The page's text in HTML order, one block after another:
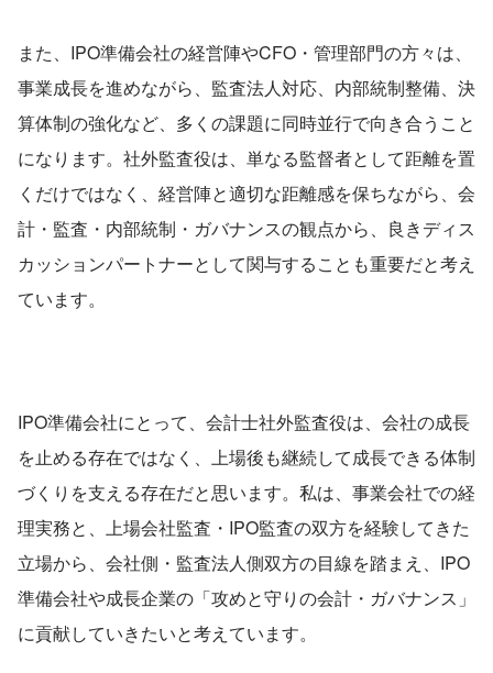
また、IPO準備会社の経営陣やCFO・管理部門の方々は、
事業成長を進めながら、監査法人対応、内部統制整備、決
算体制の強化など、多くの課題に同時並行で向き合うこと
になります。社外監査役は、単なる監督者として距離を置
くだけではなく、経営陣と適切な距離感を保ちながら、会
計・監査・内部統制・ガバナンスの観点から、良きディス
カッションパートナーとして関与することも重要だと考え
ています。
IPO準備会社にとって、会計士社外監査役は、会社の成長
を止める存在ではなく、上場後も継続して成長できる体制
づくりを支える存在だと思います。私は、事業会社での経
理実務と、上場会社監査・IPO監査の双方を経験してきた
立場から、会社側・監査法人側双方の目線を踏まえ、IPO
準備会社や成長企業の「攻めと守りの会計・ガバナンス」
に貢献していきたいと考えています。